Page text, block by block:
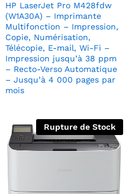
HP LaserJet Pro M428fdw
(W1A30A) – Imprimante
Multifonction – Impression,
Copie, Numérisation,
Télécopie, E-mail, Wi-Fi –
Impression jusqu’à 38 ppm
– Recto-Verso Automatique
– Jusqu’à 4 000 pages par
mois
Rupture de Stock